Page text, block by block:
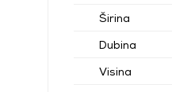
Širina
Dubina
Visina